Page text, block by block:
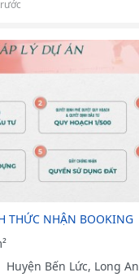
THỨC NHẬN BOOKING
Huyện Bến Lức, Long An